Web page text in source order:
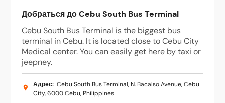
Добраться до Cebu South Bus Terminal
Cebu South Bus Terminal is the biggest bus
terminal in Cebu. It is located close to Cebu City
Medical center. You can easily get here by taxi or
jeepney.
Адрес: Cebu South Bus Terminal, N. Bacalso Avenue, Cebu
City, 6000 Cebu, Philippines